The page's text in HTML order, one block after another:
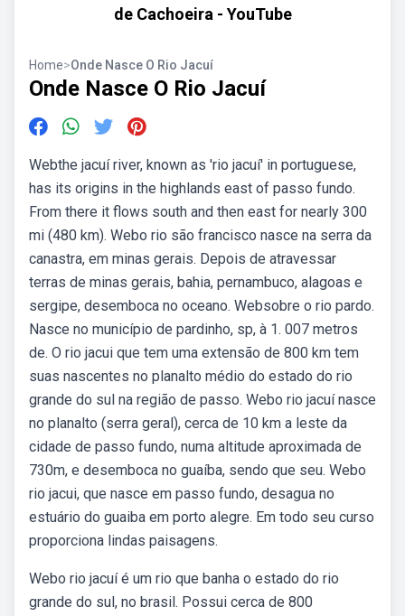
de Cachoeira - YouTube
Home>Onde Nasce O Rio Jacuí
Onde Nasce O Rio Jacuí
Webthe jacuí river, known as 'rio jacuí' in portuguese,
has its origins in the highlands east of passo fundo.
From there it flows south and then east for nearly 300
mi (480 km). Webo rio são francisco nasce na serra da
canastra, em minas gerais. Depois de atravessar
terras de minas gerais, bahia, pernambuco, alagoas e
sergipe, desemboca no oceano. Websobre o rio pardo.
Nasce no município de pardinho, sp, à 1. 007 metros
de. O rio jacui que tem uma extensão de 800 km tem
suas nascentes no planalto médio do estado do rio
grande do sul na região de passo. Webo rio jacuí nasce
no planalto (serra geral), cerca de 10 km a leste da
cidade de passo fundo, numa altitude aproximada de
730m, e desemboca no guaíba, sendo que seu. Webo
rio jacui, que nasce em passo fundo, desagua no
estuário do guaiba em porto alegre. Em todo seu curso
proporciona lindas paisagens.
Webo rio jacuí é um rio que banha o estado do rio
grande do sul, no brasil. Possui cerca de 800